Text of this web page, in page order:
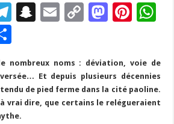
T
gr
a
m
S
p
c
h
E
l
C
y
Li
n
M
d
o
n
Pi
es
t
p
p
ar
ta
g
er
nombreux noms : déviation, voie de
Et depuis plusieurs décennies
de pied ferme dans la cité paoline.
vrai dire, que certains le relégueraient